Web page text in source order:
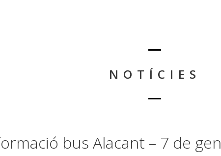
NOTÍCIES
bus Alacant – 7 de